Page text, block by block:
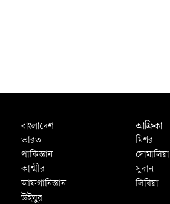
বাংলাদেশ
ভারত
পাকিস্তান
কাশ্মীর
আফগানিস্তান
উইঘুর
আফ্রিকা
মিশর
সোমালিয়া
সুদান
লিবিয়া